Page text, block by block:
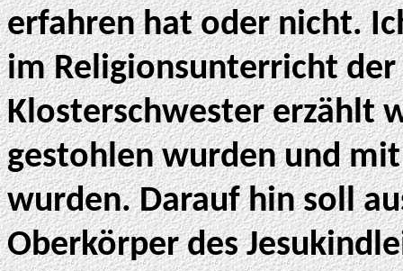
erfahren hat oder nicht.
im Religionsunterricht der
Klosterschwester erzählt
gestohlen wurden und
wurden. Darauf hin soll
Oberkörper des